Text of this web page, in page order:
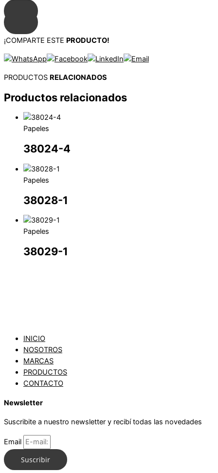
¡COMPARTE ESTE PRODUCTO!
PRODUCTOS RELACIONADOS
Productos relacionados
Papeles
38024-4
Papeles
38028-1
Papeles
38029-1
INICIO
NOSOTROS
MARCAS
PRODUCTOS
CONTACTO
Newsletter
Suscribite a nuestro newsletter y recibí todas las novedades
Email
Suscribir